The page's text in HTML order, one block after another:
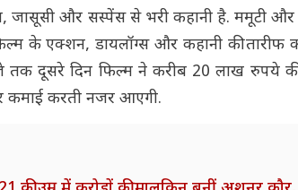
जासूसी और सस्पेंस से भरी कहानी है. ममूटी
के एक्शन, डायलॉग्स और कहानी की
तक दूसरे दिन फिल्म ने करीब 20 लाख रुपये
कमाई करती नजर आएगी.